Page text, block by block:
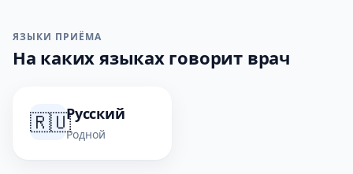
ЯЗЫКИ ПРИЁМА
На каких языках говорит врач
🇷🇺Русский
Родной